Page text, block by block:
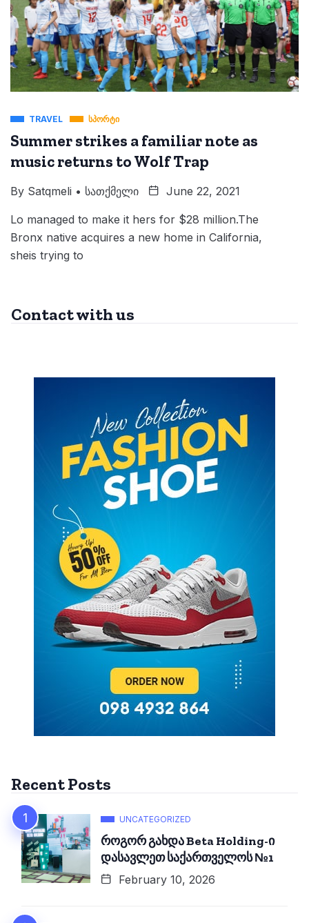
TRAVEL ᲡᲞᲝᲠᲢᲘ
Summer strikes a familiar note as
music returns to Wolf Trap
By Satqmeli • Სათქმელი June 22, 2021
Lo managed to make it hers for $28 million.The
Bronx native acquires a new home in California,
sheis trying to
Contact with us
Recent Posts
UNCATEGORIZED
როგორ გახდა Beta Holding-ი
დასავლეთ საქართველოს №1
February 10, 2026